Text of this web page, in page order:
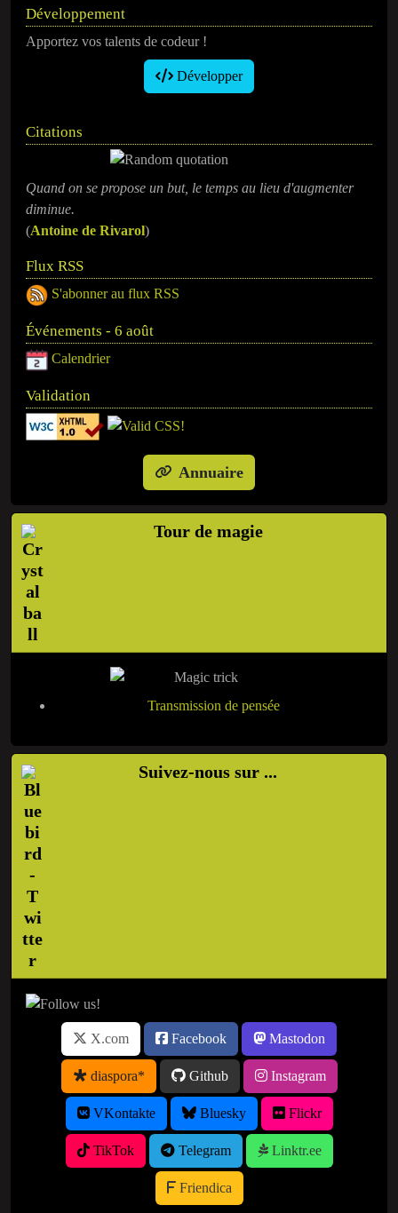
Développement
Apportez vos talents de codeur !
Développer
Citations
Quand on se propose un but, le temps au lieu d'augmenter
diminue.
(Antoine de Rivarol)
Flux RSS
S'abonner au flux RSS
Événements - 6 août
Calendrier
Validation
Annuaire
Tour de magie
Transmission de pensée
Suivez-nous sur ...
X.com Facebook Mastodon
diaspora* Github Instagram
VKontakte Bluesky Flickr
TikTok Telegram Linktr.ee
Friendica